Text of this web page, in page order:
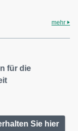
mehr
für die
Sie hier